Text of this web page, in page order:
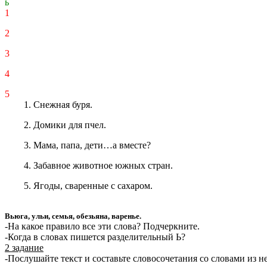
ь
1
2
3
4
5
Снежная буря.
Домики для пчел.
Мама, папа, дети…а вместе?
Забавное животное южных стран.
Ягоды, сваренные с сахаром.
Вьюга, ульи, семья, обезьяна, варенье.
-На какое правило все эти слова? Подчеркните.
-Когда в словах пишется разделительный Ь?
2 задание
-Послушайте текст и составьте словосочетания со словами из